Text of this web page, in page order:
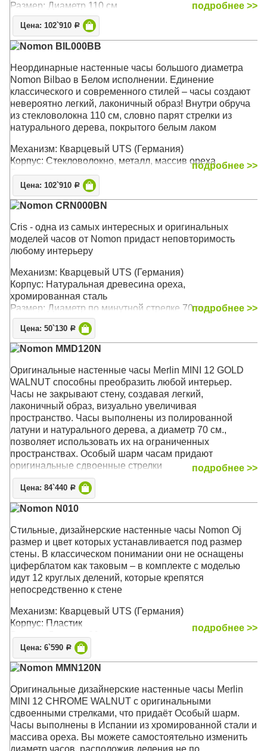
Размер: Диаметр 110 см
подробнее >>
Цена: 102`910 Р
Nomon BIL000BB
Неординарные настенные часы большого диаметра
Nomon Bilbao в Белом исполнении. Единение
классического и современного стилей – часы создают
невероятно легкий, лаконичный образ! Внутри обруча
из стекловолокна 110 см, словно парят стрелки из
натурального дерева, покрытого белым лаком
Механизм: Кварцевый UTS (Германия)
Корпус: Стекловолокно, металл, массив ореха
Размер: Диаметр 110 см
подробнее >>
Цена: 102`910 Р
Nomon CRN000BN
Cris - одна из самых интересных и оригинальных
моделей часов от Nomon придаст неповторимость
любому интерьеру
Механизм: Кварцевый UTS (Германия)
Корпус: Натуральная древесина ореха,
хромированная сталь
Размер: Диаметр по минутной стрелке 70 смподробнее >>
Цена: 50`130 Р
Nomon MMD120N
Оригинальные настенные часы Merlin MINI 12 GOLD
WALNUT способны преобразить любой интерьер.
Часы не закрывают стену, создавая легкий,
лаконичный образ, визуально увеличивая
пространство. Часы выполнены из полированной
латуни и натурального дерева, а диаметр 70 см.,
позволяет использовать их на ограниченных
пространствах. Особый шарм часам придают
оригинальные сдвоенные стрелки
Механизм: Кварцевый UTS (Германия)
Корпус: Латунь, дерево орех
Размер: Диаметр 70 см, толщина 6 см.
подробнее >>
Цена: 84`440 Р
Nomon N010
Стильные, дизайнерские настенные часы Nomon Oj
размер и цвет которых устанавливается под размер
стены. В классическом понимании они не оснащены
циферблатом как таковым – в комплекте с моделью
идут 12 круглых делений, которые крепятся
непосредственно к стене
Механизм: Кварцевый UTS (Германия)
Корпус: Пластик
Размер: Диаметр 80 см
подробнее >>
Цена: 6`590 Р
Nomon MMN120N
Оригинальные дизайнерские настенные часы Merlin
MINI 12 CHROME WALNUT с оригинальными
сдвоенными стрелками, что придаёт Особый шарм.
Часы выполнены в Испании из хромированной стали и
массива ореха. Вы можете самостоятельно изменить